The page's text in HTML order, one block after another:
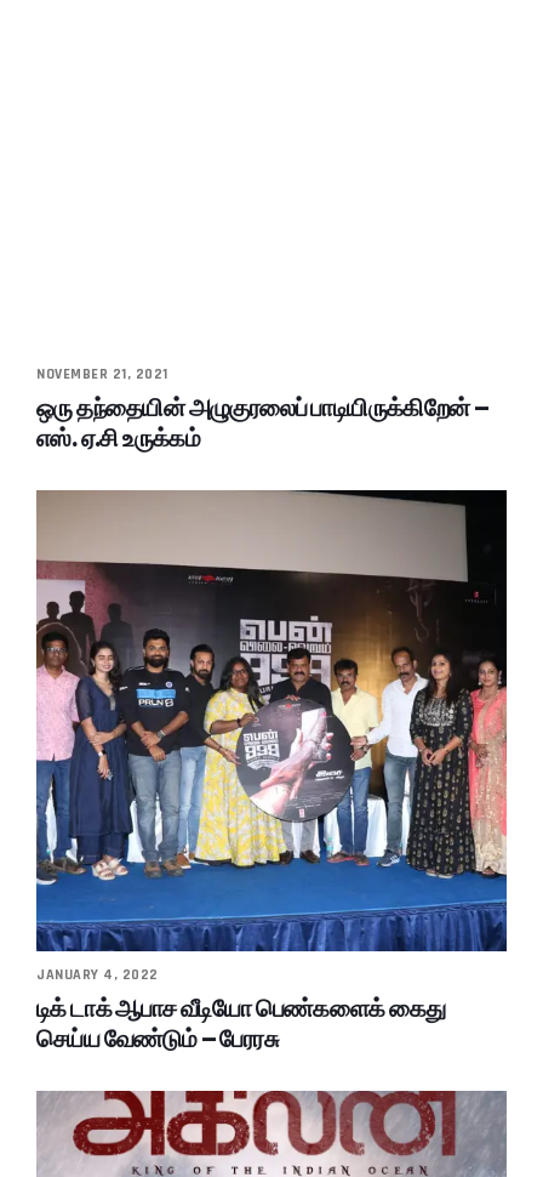
NOVEMBER 21, 2021
ஒரு தந்தையின் அழுகுரலைப் பாடியிருக்கிறேன் –
எஸ். ஏ.சி உருக்கம்
JANUARY 4, 2022
டிக் டாக் ஆபாச வீடியோ பெண்களைக் கைது
செய்ய வேண்டும் – பேரரசு